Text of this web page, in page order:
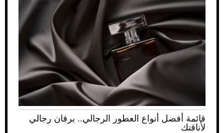
قائمة أفضل أنواع العطور الرجالي.. برفان رجالي
لأناقتك